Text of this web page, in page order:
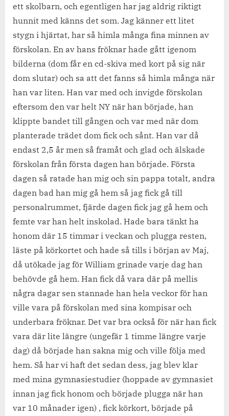
ett skolbarn, och egentligen har jag aldrig riktigt
hunnit med känns det som. Jag känner ett litet
stygn i hjärtat, har så himla många fina minnen av
förskolan. En av hans fröknar hade gått igenom
bilderna (dom får en cd-skiva med kort på sig när
dom slutar) och sa att det fanns så himla många när
han var liten. Han var med och invigde förskolan
eftersom den var helt NY när han började, han
klippte bandet till gången och var med när dom
planterade trädet dom fick och sånt. Han var då
endast 2,5 år men så framåt och glad och älskade
förskolan från första dagen han började. Första
dagen så ratade han mig och sin pappa totalt, andra
dagen bad han mig gå hem så jag fick gå till
personalrummet, fjärde dagen fick jag gå hem och
femte var han helt inskolad. Hade bara tänkt ha
honom där 15 timmar i veckan och plugga resten,
läste på körkortet och hade så tills i början av Maj,
då utökade jag för William grinade varje dag han
behövde gå hem. Han fick då vara där på mellis
några dagar sen stannade han hela veckor för han
ville vara på förskolan med sina kompisar och
underbara fröknar. Det var bra också för när han fick
vara där lite längre (ungefär 1 timme längre varje
dag) då började han sakna mig och ville följa med
hem. Så har vi haft det sedan dess, jag blev klar
med mina gymnasiestudier (hoppade av gymnasiet
innan jag fick honom och började plugga när han
var 10 månader igen) , fick körkort, började på